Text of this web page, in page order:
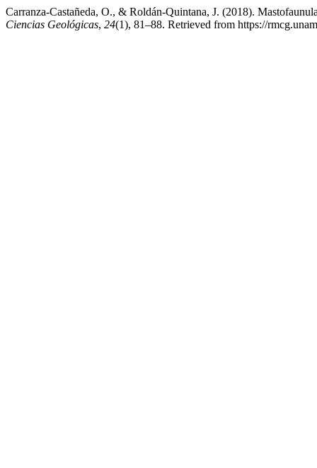
Carranza-Castañeda, O., & Roldán-Quintana, J. (2018).
Ciencias Geológicas, 24(1), 81–88. Retrieved from https://